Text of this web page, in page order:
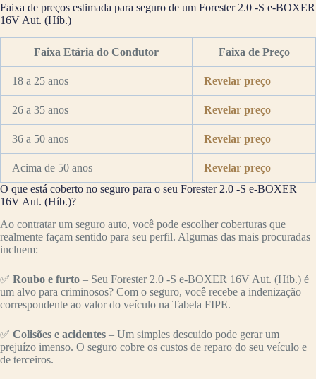
Faixa de preços estimada para seguro de um Forester 2.0 -S e-BOXER
16V Aut. (Híb.)
Faixa Etária do Condutor Faixa de Preço
18 a 25 anos Revelar preço
26 a 35 anos Revelar preço
36 a 50 anos Revelar preço
Acima de 50 anos
Revelar preço
O que está coberto no seguro para o seu Forester 2.0 -S e-BOXER
16V Aut. (Híb.)?
Ao contratar um seguro auto, você pode escolher coberturas que
realmente façam sentido para seu perfil. Algumas das mais procuradas
incluem:
✅ Roubo e furto – Seu Forester 2.0 -S e-BOXER 16V Aut. (Híb.) é
um alvo para criminosos? Com o seguro, você recebe a indenização
correspondente ao valor do veículo na Tabela FIPE.
✅ Colisões e acidentes – Um simples descuido pode gerar um
prejuízo imenso. O seguro cobre os custos de reparo do seu veículo e
de terceiros.